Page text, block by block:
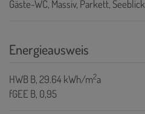
Gäste-WC Massiv Parkett Seeblick
Energieausweis
HWBB, 29.64 kWh/m2a
fGEE B, 0,95